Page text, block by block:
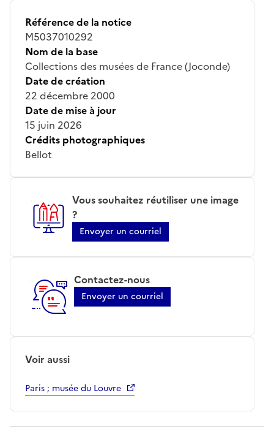
Référence de la notice
M5037010292
Nom de la base
Collections des musées de France (Joconde)
Date de création
22 décembre 2000
Date de mise à jour
15 juin 2026
Crédits photographiques
Bellot
Vous souhaitez réutiliser une image
?
Envoyer un courriel
Contactez-nous
Envoyer un courriel
Voir aussi
Paris ; musée du Louvre